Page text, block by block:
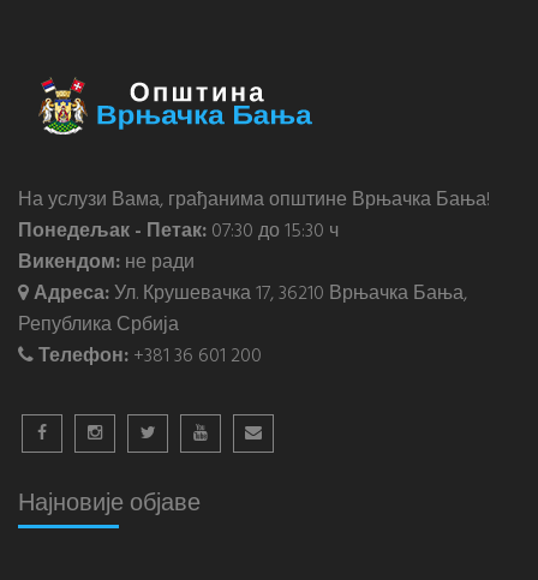
На услузи Вама, грађанима општине Врњачка Бања!
Понедељак - Петак:07:30 до 15:30 ч
Викендом:не ради
Адреса:Ул. Крушевачка 17, 36210 Врњачка Бања,
Република Србија
Телефон:+381 36 601 200
Најновије објаве